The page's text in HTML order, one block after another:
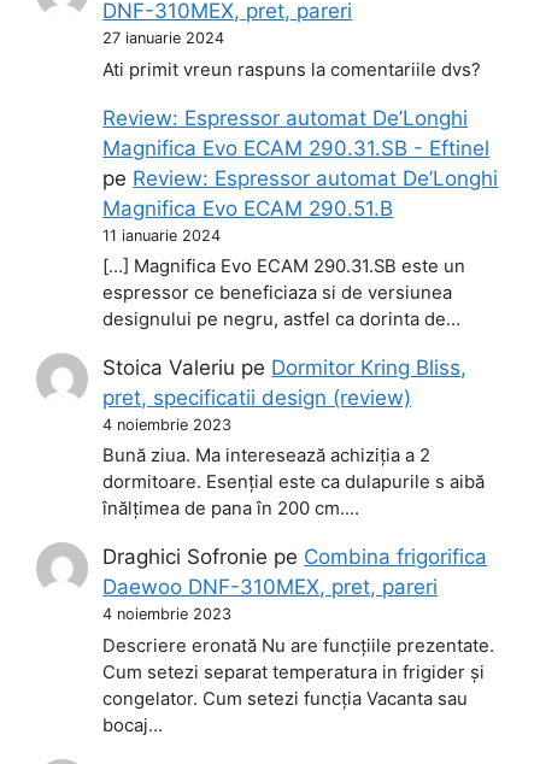
DNF-310MEX, pret, pareri
27 ianuarie 2024
Ati primit vreun raspuns la comentariile dvs?
Review: Espressor automat De’Longhi
Magnifica Evo ECAM 290.31.SB - Eftinel
pe Review: Espressor automat De’Longhi
Magnifica Evo ECAM 290.51.B
11 ianuarie 2024
[…] Magnifica Evo ECAM 290.31.SB este un
espressor ce beneficiaza si de versiunea
designului pe negru, astfel ca dorinta de…
Stoica Valeriu pe Dormitor Kring Bliss,
pret, specificatii design (review)
4 noiembrie 2023
Bună ziua. Ma interesează achiziția a 2
dormitoare. Esențial este ca dulapurile s aibă
înălțimea de pana în 200 cm.…
Draghici Sofronie pe Combina frigorifica
Daewoo DNF-310MEX, pret, pareri
4 noiembrie 2023
Descriere eronată Nu are funcțiile prezentate.
Cum setezi separat temperatura in frigider și
congelator. Cum setezi funcția Vacanta sau
bocaj…